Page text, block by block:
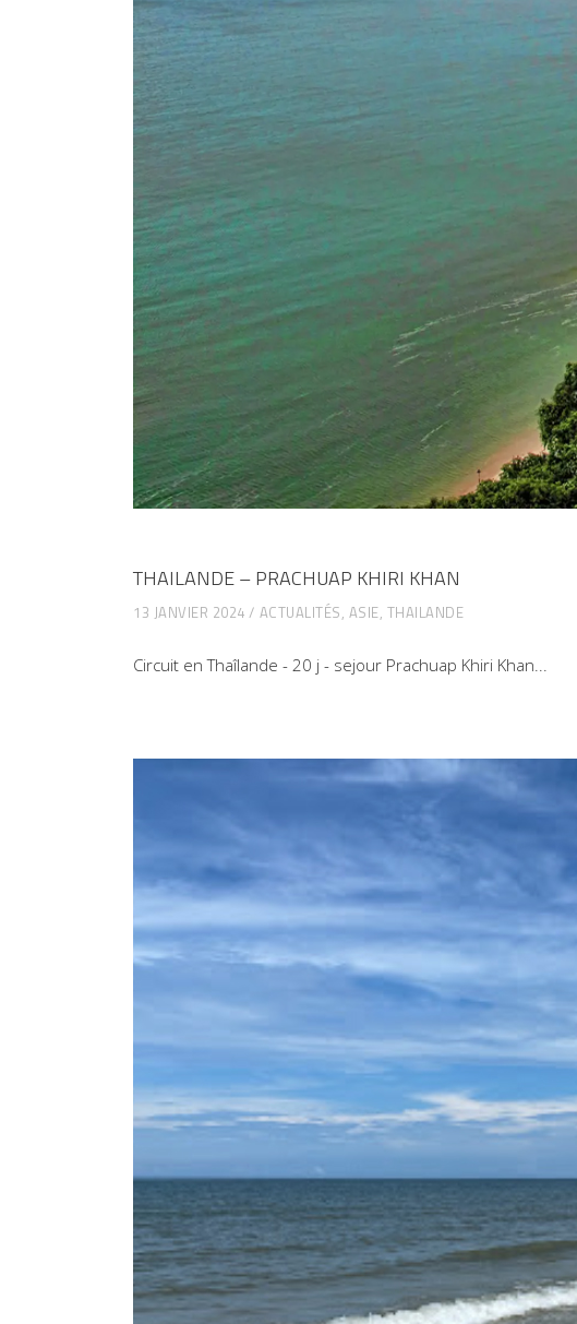
THAILANDE – PRACHUAP KHIRI KHAN
13 JANVIER 2024 ACTUALITÉS, ASIE, THAILANDE
Circuit en Thaîlande - 20 j - sejour Prachuap Khiri Khan